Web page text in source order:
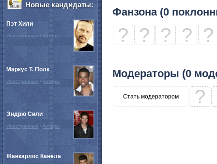
Фанзона (0
? ? ? ? ?
Модераторы (0
Стать модератором ?
Новые кандидаты:
Пэт Хили
Иностранные / Актёры
Маркус Т. Полк
Иностранные / Актёры
Эндрю Сили
Иностранные / Актёры
Жанкарлос Канела